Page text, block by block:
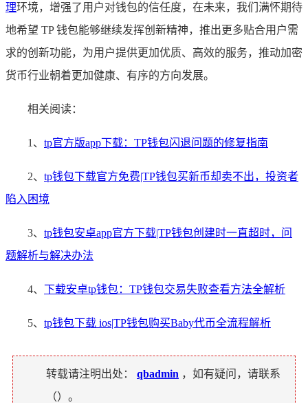
理环境，增强了用户对钱包的信任度，在未来，我们满怀期待
地希望 TP 钱包能够继续发挥创新精神，推出更多贴合用户需
求的创新功能，为用户提供更加优质、高效的服务，推动加密
货币行业朝着更加健康、有序的方向发展。
相关阅读：
1、 tp官方版app下载：TP钱包闪退问题的修复指南
2、 tp钱包下载官方免费|TP钱包买新币却卖不出，投资者
陷入困境
3、 tp钱包安卓app官方下载|TP钱包创建时一直超时，问
题解析与解决办法
4、 下载安卓tp钱包：TP钱包交易失败查看方法全解析
5、 tp钱包下载 ios|TP钱包购买Baby代币全流程解析
转载请注明出处： qbadmin ，如有疑问，请联系
（）。